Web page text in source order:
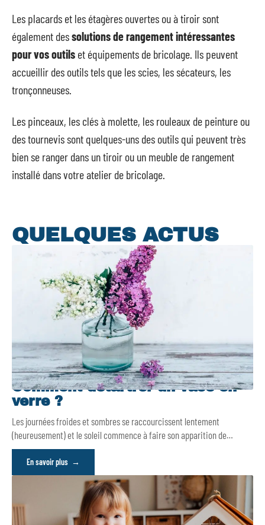
Les placards et les étagères ouvertes ou à tiroir sont
également dessolutions de rangement intéressantes
pour vos outils et équipements de bricolage. Ils peuvent
accueillir des outils tels que les scies, les sécateurs, les
tronçonneuses.
Les pinceaux, les clés à molette, les rouleaux de peinture ou
des tournevis sont quelques-uns des outils qui peuvent très
bien se ranger dans un tiroir ou un meuble de rangement
installé dans votre atelier de bricolage.
QUELQUES ACTUS
Comment détartrer un vase en
verre ?
Les journées froides et sombres se raccourcissent lentement
(heureusement) et le soleil commence à faire son apparition de…
En savoir plus